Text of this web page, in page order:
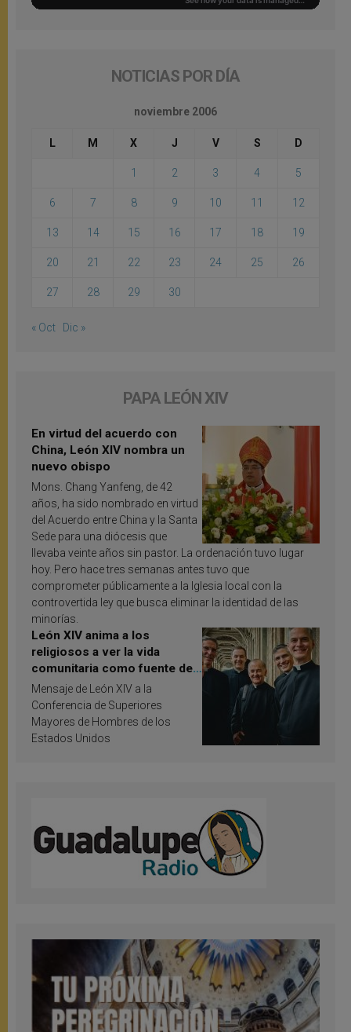
NOTICIAS POR DÍA
noviembre 2006
L M X J V S D
1 2 3 4 5
6 7 8 9 10 11 12
13 14 15 16 17 18 19
20 21 22 23 24 25 26
27 28 29 30
« Oct Dic »
PAPA LEÓN XIV
En virtud del acuerdo con
China, León XIV nombra un
nuevo obispo
Mons. Chang Yanfeng, de 42
años, ha sido nombrado en virtud
del Acuerdo entre China y la Santa
Sede para una diócesis que
llevaba veinte años sin pastor. La ordenación tuvo lugar
hoy. Pero hace tres semanas antes tuvo que
comprometer públicamente a la Iglesia local con la
controvertida ley que busca eliminar la identidad de las
minorías.
León XIV anima a los
religiosos a ver la vida
comunitaria como fuente de
inspiración y santificación
Mensaje de León XIV a la
Conferencia de Superiores
Mayores de Hombres de los
Estados Unidos